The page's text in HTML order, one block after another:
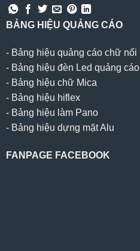
BẢNG HIỆU QUẢNG CÁO
- Bảng hiệu quảng cáo chữ nổi
- Bảng hiệu đèn Led quảng cáo
- Bảng hiệu chữ Mica
- Bảng hiệu hiflex
- Bảng hiệu làm Pano
- Bảng hiệu dựng mặt Alu
FANPAGE FACEBOOK